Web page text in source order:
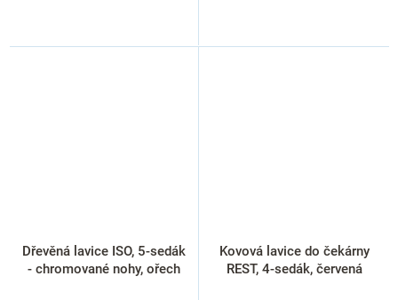
Dřevěná lavice ISO, 5-sedák
- chromované nohy, ořech
Kovová lavice do čekárny
REST, 4-sedák, červená